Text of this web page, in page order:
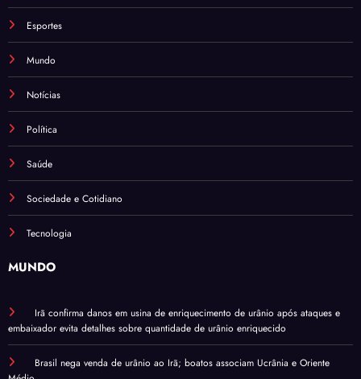
Esportes
Mundo
Notícias
Política
Saúde
Sociedade e Cotidiano
Tecnologia
MUNDO
Irã confirma danos em usina de enriquecimento de urânio após ataques e
embaixador evita detalhes sobre quantidade de urânio enriquecido
Brasil nega venda de urânio ao Irã; boatos associam Ucrânia e Oriente